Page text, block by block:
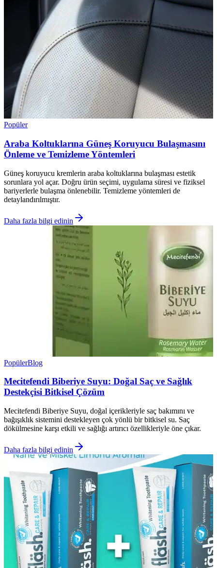
Popüler
Araba Koltuklarına Güneş Koruyucu Bulaşmasını
Önleme ve Temizleme Yöntemleri
Güneş koruyucu kremlerin araba koltuklarına bulaşması estetik
sorunlara yol açar. Doğru ürün seçimi, uygulama süresi ve fiziksel
bariyerlerle bulaşma önlenebilir. Temizleme yöntemleri de
detaylandırılmıştır.
Daha fazla bilgi edinin
PopülerBlog
Mecitefendi Biberiye Suyu: Doğal Saç ve Sağlık
Destekçisi Bitkisel Çözüm
Mecitefendi Biberiye Suyu, doğal içerikleriyle saç bakımını ve
bağışıklık sistemini destekleyen çok yönlü bir bitkisel su. Saç
dökülmesine karşı etkili ve sağlığı artırıcı özellikleriyle öne çıkar.
Daha fazla bilgi edinin